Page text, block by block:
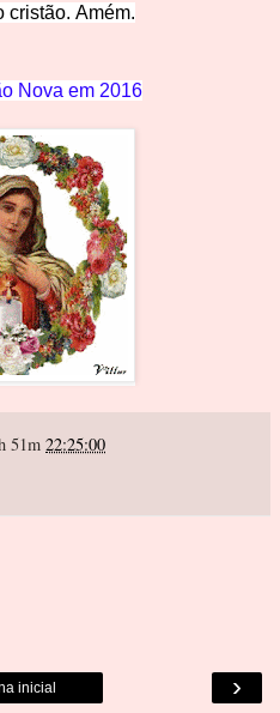
cristão. Amém.
Nova em 2016
51m 22:25:00
›
inicial